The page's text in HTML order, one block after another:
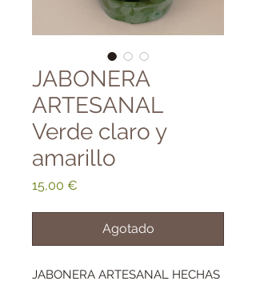
JABONERA
ARTESANAL
Verde claro y
amarillo
15,00 €
Agotado
JABONERA ARTESANAL HECHAS